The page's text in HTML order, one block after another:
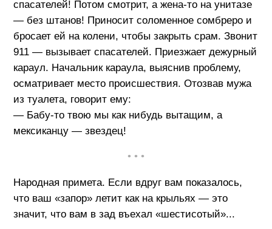
спасателей! Потом смотрит, а жена-то на унитазе
— без штанов! Приносит соломенное сомбреро и
бросает ей на колени, чтобы закрыть срам. Звонит
911 — вызывает спасателей. Приезжает дежурный
караул. Начальник караула, выяснив проблему,
осматривает место происшествия. Отозвав мужа
из туалета, говорит ему:
— Бабу-то твою мы как нибудь вытащим, а
мексиканцу — звездец!
• • •
Народная примета. Если вдруг вам показалось,
что ваш «запор» летит как на крыльях — это
значит, что вам в зад въехал «шестисотый»...